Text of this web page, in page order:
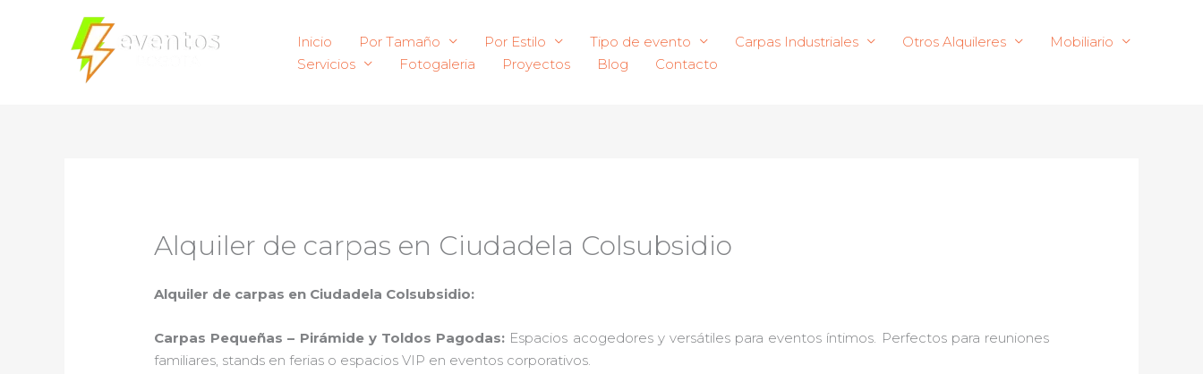
Inicio Por Tamaño Por Estilo Tipo de evento Carpas Industriales Otros Alquileres
Mobiliario
Servicios
Fotogaleria Proyectos Blog Contacto
Alquiler de carpas en Ciudadela Colsubsidio
Alquiler de carpas en Ciudadela Colsubsidio:
Carpas Pequeñas – Pirámide y Toldos Pagodas: Espacios acogedores y versátiles para eventos íntimos. Perfectos para reuniones
familiares, stands en ferias o espacios VIP en eventos corporativos.